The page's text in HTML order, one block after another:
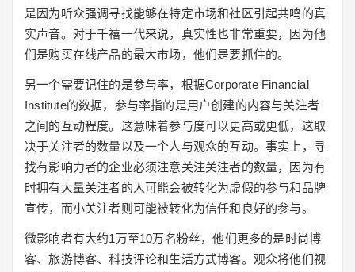
是因为听众强调寻找能够在特定市场和社区引起共鸣的真
实声音。对于千禧一代来说，真实性也非常重要，因为他
们是购买在线产品的最大市场，他们是要抓住的。
另一个需要记住的是参与率，根据Corporate Financial
Institute的数据，参与率指的是用户创建的内容与关注者
之间的互动程度。这意味着参与度可以更高或更低，这取
决于关注者的数量以及一个人与观众的互动。事实上，寻
找有影响力者的企业必须注意关注关注者的数量，因为有
时拥有大量关注者的人可能会被转化为虚假的参与和品牌
宣传，而小关注者则可能被转化为信任和良好的参与。
微影响者有大约1万至10万名粉丝，他们更多的是时尚博
客、旅游博客、科技评论和生活方式博客。观众将他们视